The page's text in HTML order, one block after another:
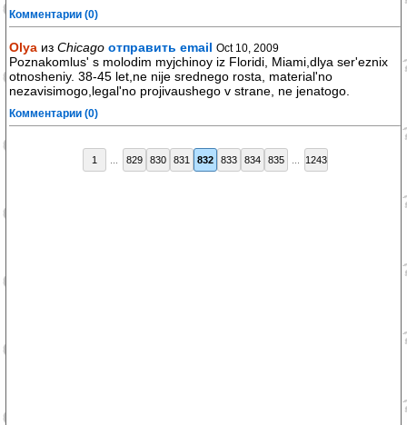
Комментарии (0)
Olya из Chicago отправить email Oct 10, 2009
Poznakomlus' s molodim myjchinoy iz Floridi, Miami,dlya ser'eznix
otnosheniy. 38-45 let,ne nije srednego rosta, material'no
nezavisimogo,legal'no projivaushego v strane, ne jenatogo.
Комментарии (0)
1 829 830 831 832 833 834 835 1243